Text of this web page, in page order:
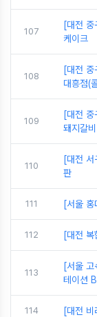
107
[대전
케이크
108
[대전
대흥점(
109
[대전
돼지갈
110
[대전
판
111 [서울
112 [대전
113
[서울
테이션
114 [대전